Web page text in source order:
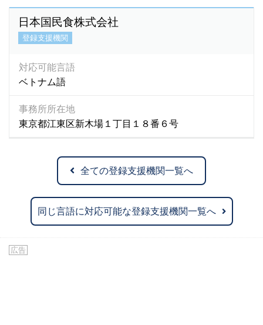
日本国民食株式会社
登録支援機関
対応可能言語
ベトナム語
事務所所在地
東京都江東区新木場１丁目１８番６号
全ての登録支援機関一覧へ
同じ言語に対応可能な登録支援機関一覧へ
広告